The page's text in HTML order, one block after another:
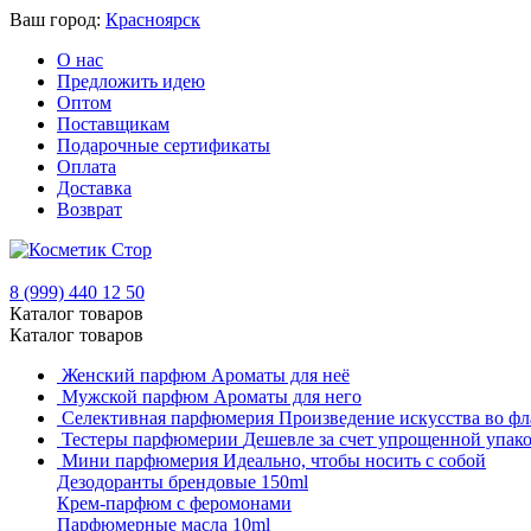
Ваш город: Красноярск
О нас
Предложить идею
Оптом
Поставщикам
Подарочные сертификаты
Оплата
Доставка
Возврат
8 (999) 440 12 50
Каталог товаров
Каталог товаров
Женский парфюм Ароматы для неё
Мужской парфюм Ароматы для него
Селективная парфюмерия Произведение искусства во
Тестеры парфюмерии Дешевле за счет упрощенной
Мини парфюмерия Идеально, чтобы носить с собой
Дезодоранты брендовые 150ml
Крем-парфюм с феромонами
Парфюмерные масла 10ml